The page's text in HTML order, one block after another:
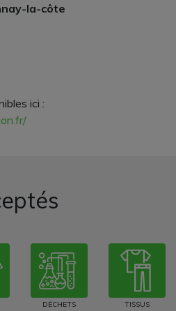
la-côte
ici :
DÉCHETS
TISSUS